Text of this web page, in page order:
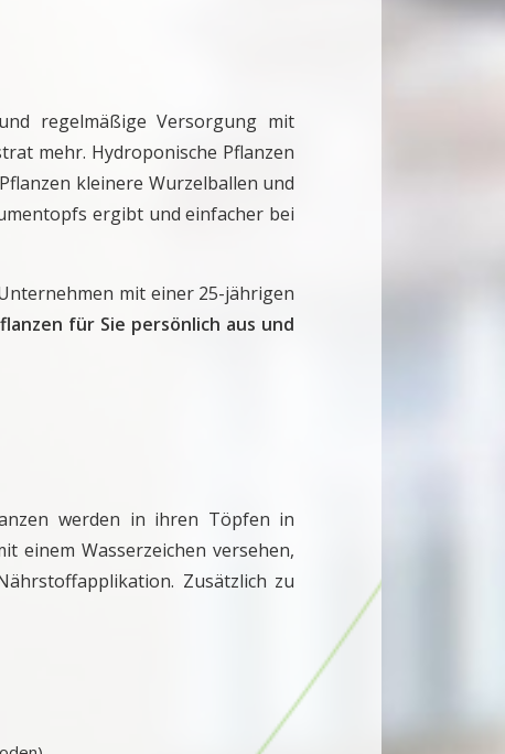
regelmäßige Versorgung mit
mehr. Hydroponische Pflanzen
kleinere Wurzelballen und
ergibt und einfacher bei
mit einer 25-jährigen
für Sie persönlich aus und
werden in ihren Töpfen in
einem Wasserzeichen versehen,
Zusätzlich zu